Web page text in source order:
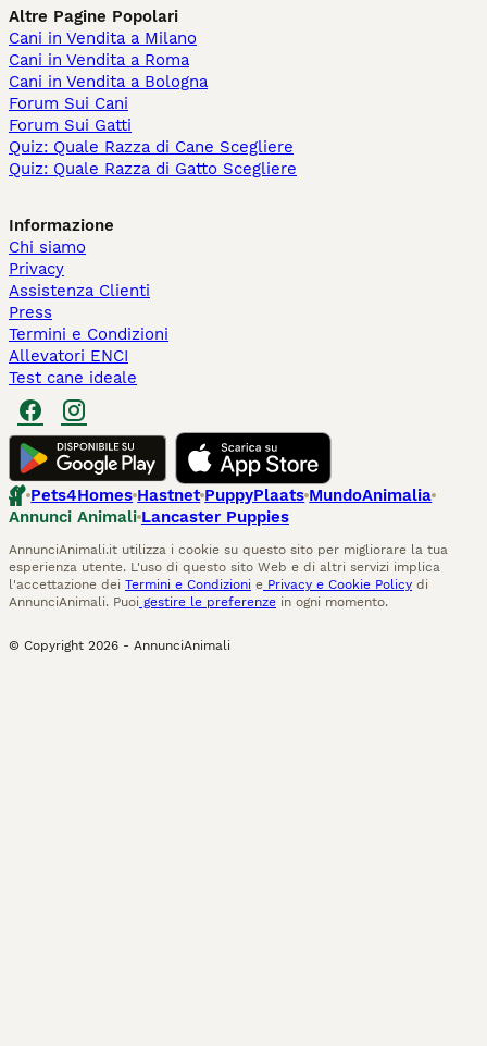
Altre Pagine Popolari
Cani in Vendita a Milano
Cani in Vendita a Roma
Cani in Vendita a Bologna
Forum Sui Cani
Forum Sui Gatti
Quiz: Quale Razza di Cane Scegliere
Quiz: Quale Razza di Gatto Scegliere
Informazione
Chi siamo
Privacy
Assistenza Clienti
Press
Termini e Condizioni
Allevatori ENCI
Test cane ideale
Pets4Homes Hastnet PuppyPlaats MundoAnimalia
Annunci Animali Lancaster Puppies
AnnunciAnimali.it utilizza i cookie su questo sito per migliorare la tua
esperienza utente. L'uso di questo sito Web e di altri servizi implica
l'accettazione dei Termini e Condizioni e Privacy e Cookie Policy di
AnnunciAnimali. Puoi gestire le preferenze in ogni momento.
© Copyright 2026 - AnnunciAnimali